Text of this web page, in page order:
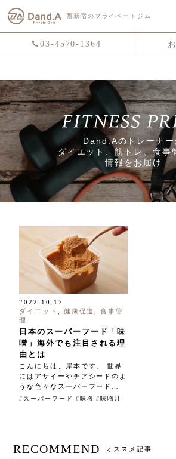
西新宿のプライベートジム
03-4570-1364
Dand.Aのトレーナー
ダイエット、筋トレ、食事
情報をお届け
2022.10.17
ダイエット
健康促進 ,食事管
理
日本のスーパーフード「味
噌」海外でも注目される理
由とは
こんにちは、岸本です。 世界
にはアサイーやチアシードのよ
うな色々なスーパーフード…
スーパーフード 味噌 味噌汁
RECOMMEND オススメ記事